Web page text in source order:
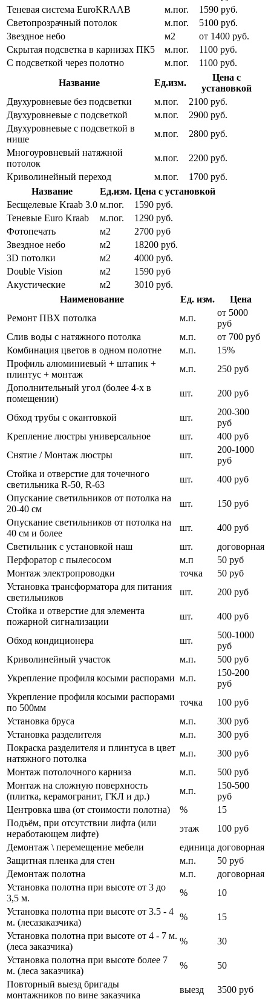
Теневая система EuroKRAAB
м.пог.
1590 руб.
Светопрозрачный потолок
м.пог.
5100 руб.
Звездное небо
м2
от 1400 руб.
Скрытая подсветка в карнизах ПК5
м.пог.
1100 руб.
С подсветкой через полотно
м.пог.
1100 руб.
Название
Ед.изм.
Цена с
установкой
Двухуровневые без подсветки
м.пог.
2100 руб.
Двухуровневые с подсветкой
м.пог.
2900 руб.
Двухуровневые с подсветкой в
нише
м.пог.
2800 руб.
Многоуровневый натяжной
потолок
м.пог.
2200 руб.
Криволинейный переход
м.пог.
1700 руб.
Название
Ед.изм. Цена с установкой
Бесщелевые Kraab 3.0 м.пог.
1590 руб.
Теневые Euro Kraab
м.пог.
1290 руб.
Фотопечать
м2
2700 руб
Звездное небо
м2
18200 руб.
3D потолки
м2
4000 руб.
Double Vision
м2
1590 руб
Акустические
м2
3010 руб.
Наименование
Ед. изм.
Цена
Ремонт ПВХ потолка
м.п.
от 5000
руб
Слив воды с натяжного потолка
м.п.
от 700 руб
Комбинация цветов в одном полотне
м.п.
15%
Профиль алюминиевый + штапик +
плинтус + монтаж
м.п.
250 руб
Дополнительный угол (более 4-х в
помещении)
шт. 200 руб
Обход трубы с окантовкой шт.
200-300
руб
Крепление люстры универсальное
шт.
400 руб
Снятие / Монтаж люстры
шт.
200-1000
руб
Стойка и отверстие для точечного
светильника R-50, R-63
шт.
400 руб
Опускание светильников от потолка на
20-40 см
шт.
150 руб
Опускание светильников от потолка на
40 см и более
шт.
400 руб
Светильник с установкой наш
шт.
договорная
Перфоратор с пылесосом
м.п
50 руб
Монтаж электропроводки
точка
50 руб
Установка трансформатора для питания
светильников
шт.
200 руб
Стойка и отверстие для элемента
пожарной сигнализации
шт. 400 руб
Обход кондиционера шт.
500-1000
руб
Криволинейный участок
м.п.
500 руб
Укрепление профиля косыми распорами м.п.
150-200
руб
Укрепление профиля косыми распорами
по 500мм
точка
100 руб
Установка бруса
м.п.
300 руб
Установка разделителя
м.п.
300 руб
Покраска разделителя и плинтуса в цвет
натяжного потолка
м.п.
300 руб
Монтаж потолочного карниза
м.п.
500 руб
Монтаж на сложную поверхность
(плитка, керамогранит, ГКЛ и др.)
м.п.
150-500
руб
Центровка шва (от стоимости полотна)
%
15
Подъём, при отсутствии лифта (или
неработающем лифте)
этаж
100 руб
Демонтаж \ перемещение мебели
единица договорная
Защитная пленка для стен
м.п.
50 руб
Демонтаж полотна
м.п.
договорная
Установка полотна при высоте от 3 до
3,5 м.
%
10
Установка полотна при высоте от 3.5 - 4
м. (лесазаказчика)
%
15
Установка полотна при высоте от 4 - 7 м.
(леса заказчика)
%
30
Установка полотна при высоте более 7
м. (леса заказчика)
%
50
Повторный выезд бригады
монтажников по вине заказчика
выезд
3500 руб